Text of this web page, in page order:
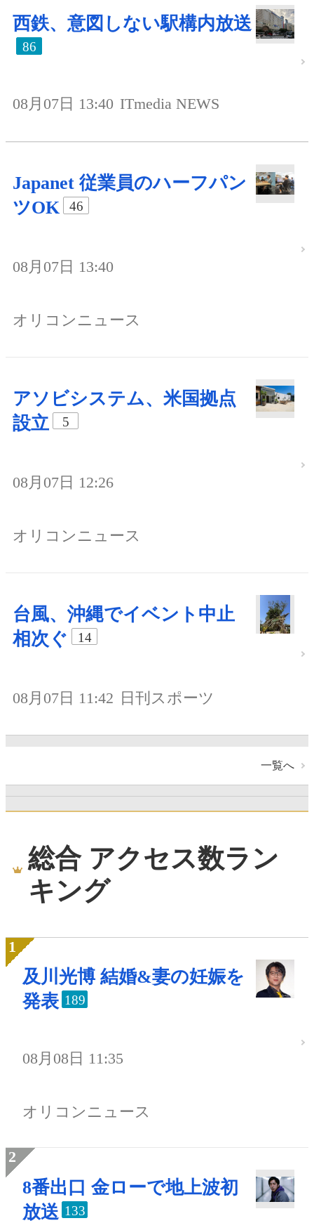
西鉄、意図しない駅構内放送
86
08月07日 13:40 ITmedia NEWS
Japanet 従業員のハーフパン
ツOK
46
08月07日 13:40
オリコンニュース
アソビシステム、米国拠点
設立
5
08月07日 12:26
オリコンニュース
台風、沖縄でイベント中止
相次ぐ
14
08月07日 11:42 日刊スポーツ
一覧へ
総合 アクセス数ラン
キング
及川光博 結婚&妻の妊娠を
発表 189
08月08日 11:35
オリコンニュース
8番出口 金ローで地上波初
放送 133